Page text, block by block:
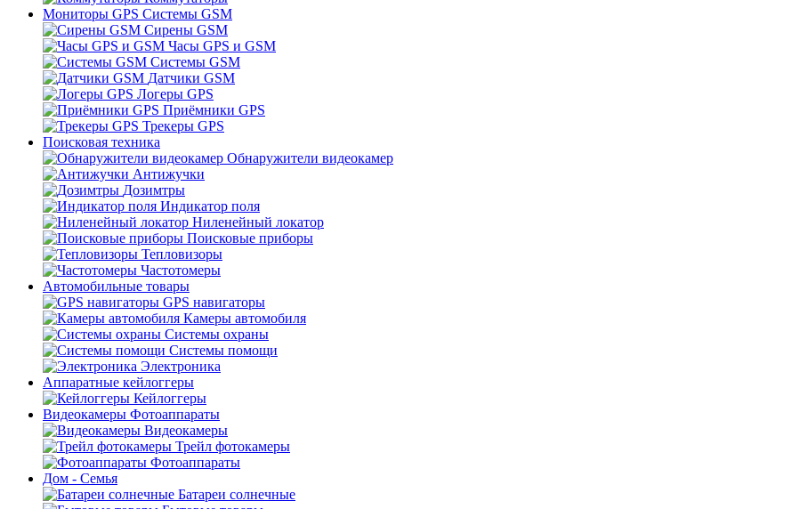
Мониторы GPS Системы GSM
Сирены GSM
Часы GPS и GSM
Системы GSM
Датчики GSM
Логеры GPS
Приёмники GPS
Трекеры GPS
Поисковая техника
Обнаружители видеокамер
Антижучки
Дозимтры
Индикатор поля
Ниленейный локатор
Поисковые приборы
Тепловизоры
Частотомеры
Автомобильные товары
GPS навигаторы
Камеры автомобиля
Системы охраны
Системы помощи
Электроника
Аппаратные кейлоггеры
Кейлоггеры
Видеокамеры Фотоаппараты
Видеокамеры
Трейл фотокамеры
Фотоаппараты
Дом - Семья
Батареи солнечные